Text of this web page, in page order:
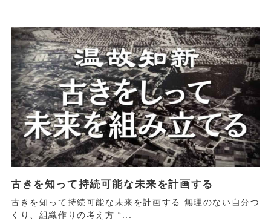
古きを知って持続可能な未来を計画する
古きを知って持続可能な未来を計画する 無理のない自分つ
くり、組織作りの考え方 “...